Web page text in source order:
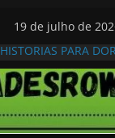
19 de julho de
HISTORIAS PARA